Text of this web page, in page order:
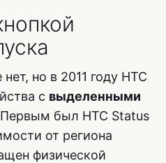
но в 2011 году HTC
с выделенными
был HTC Status
от региона
физической